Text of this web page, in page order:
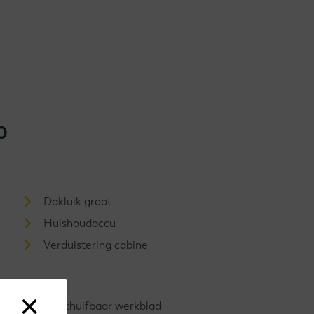
Dakluik groot
Huishoudaccu
Verduistering cabine
Uitschuifbaar werkblad